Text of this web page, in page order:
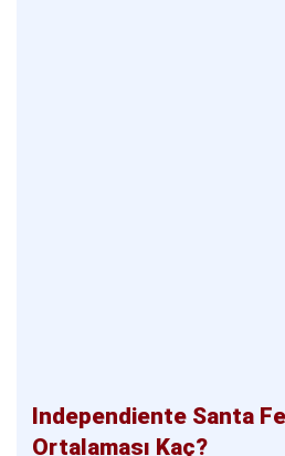
Independiente Santa
Ortalaması Kaç?